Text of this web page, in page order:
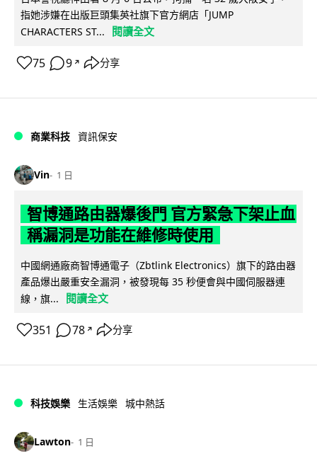
指她涉嫌在出版巨頭集英社旗下官方網店「JUMP
CHARACTERS ST...
閱讀全文
75 9 ↗ 分享
商業科技 資訊保安
Vin 1 日
智博通路由器爆後門 官方緊急下架止血
稱漏洞是功能在維修時使用
中國網通廠商智博通電子（Zbtlink Electronics）旗下的路由器
產品爆出嚴重安全漏洞，被發現每 35 秒便會與中國伺服器連
線，旗...
閱讀全文
351 78 ↗ 分享
科技娛樂 生活娛樂 城中熱話
Lawton 1 日